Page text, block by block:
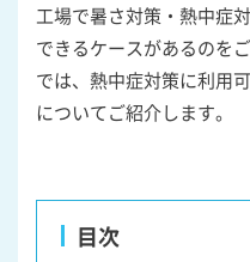
工場で暑さ対策・熱中症
できるケースがあるのを
では、熱中症対策に利用
についてご紹介します。
目次